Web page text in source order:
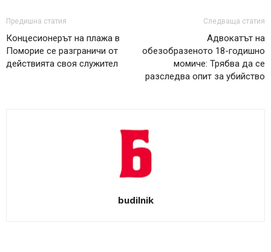
Предишна статия
Концесионерът на плажа в
Поморие се разграничи от
действията своя служител
Следваща статия
Адвокатът на
обезобразеното 18-годишно
момиче: Трябва да се
разследва опит за убийство
budilnik